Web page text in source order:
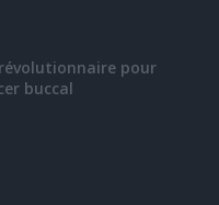
pour
buccal